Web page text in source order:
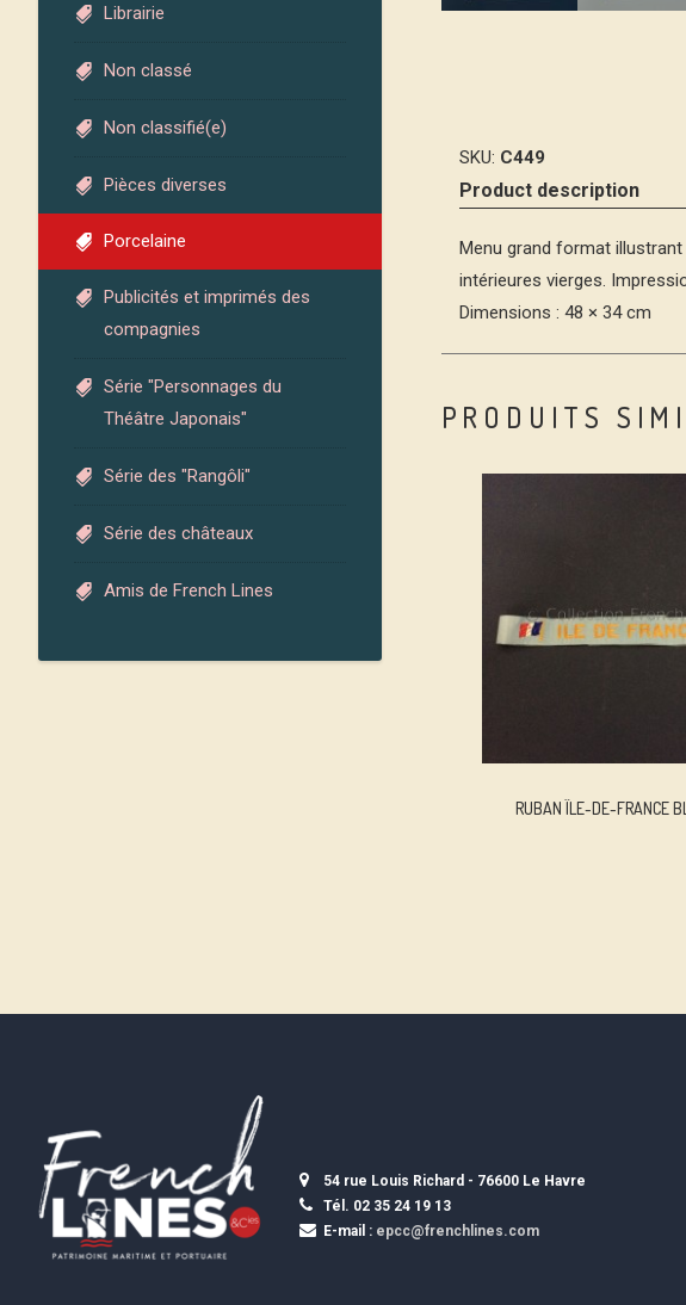
SKU: C449
Product description
Menu grand format illustrant
intérieures vierges.
Dimensions : 48 × 34 cm
PRODUITS
RUBAN ÎLE-DE-FRANCE
Librairie
Non classé
Non classifié(e)
Pièces diverses
Porcelaine
Publicités et imprimés des
compagnies
Série "Personnages du
Théâtre Japonais"
Série des "Rangôli"
Série des châteaux
Amis de French Lines
54 rue Louis Richard - 76600 Le Havre
Tél. 02 35 24 19 13
E-mail : epcc@frenchlines.com